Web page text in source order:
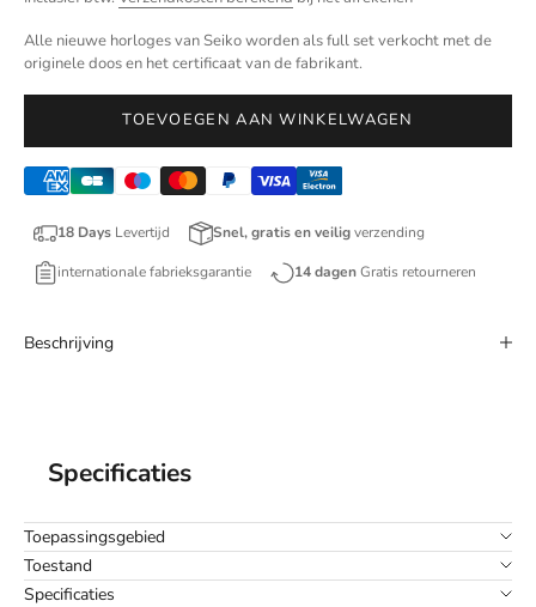
Alle nieuwe horloges van Seiko worden als full set verkocht met de
originele doos en het certificaat van de fabrikant.
TOEVOEGEN AAN WINKELWAGEN
18 Days Levertijd Snel, gratis en veiligverzending
internationale fabrieksgarantie 14 dagenGratis retourneren
Beschrijving
Specificaties
Toepassingsgebied
Toestand
Specificaties